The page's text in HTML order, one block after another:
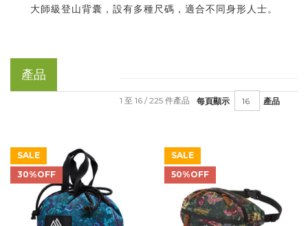
大師級登山背囊，設有多種尺碼，適合不同身形人士。
產品
每頁顯示 產品
1 至 16 / 225 件產品
SALE
30%OFF
SALE
50%OFF